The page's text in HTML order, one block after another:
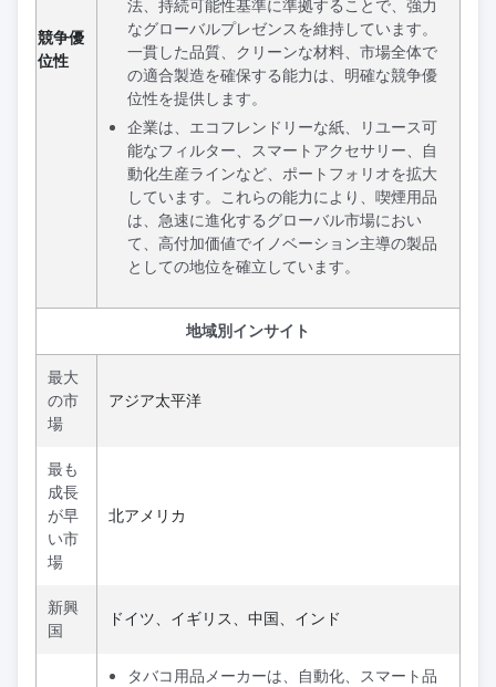
競争優
位性
法、持続可能性基準に準拠することで、強力
なグローバルプレゼンスを維持しています。
一貫した品質、クリーンな材料、市場全体で
の適合製造を確保する能力は、明確な競争優
位性を提供します。
企業は、エコフレンドリーな紙、リユース可
能なフィルター、スマートアクセサリー、自
動化生産ラインなど、ポートフォリオを拡大
しています。これらの能力により、喫煙用品
は、急速に進化するグローバル市場におい
て、高付加価値でイノベーション主導の製品
としての地位を確立しています。
地域別インサイト
最大
の市
場
アジア太平洋
最も
成長
が早
い市
場
北アメリカ
新興
国
ドイツ、イギリス、中国、インド
タバコ用品メーカーは、自動化、スマート品